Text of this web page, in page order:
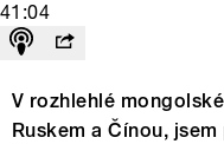
41:04
V rozhlehlé
Ruskem a Čínou,